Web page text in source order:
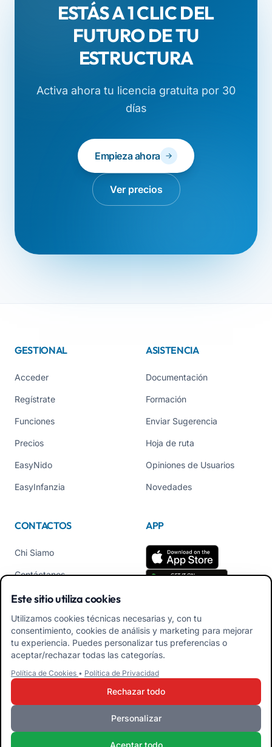
ESTÁS A 1 CLIC DEL
FUTURO DE TU
ESTRUCTURA
Activa ahora tu licencia gratuita por 30
días
Empieza ahora
Ver precios
GESTIONAL
Acceder
Regístrate
Funciones
Precios
EasyNido
EasyInfanzia
ASISTENCIA
Documentación
Formación
Enviar Sugerencia
Hoja de ruta
Opiniones de Usuarios
Novedades
CONTACTOS
Chi Siamo
Contáctanos
Tel +39 02 84152514
APP
Descarga APK App
Familiares
Descarga APK App
Este sitio utiliza cookies
Utilizamos cookies técnicas necesarias y, con tu
consentimiento, cookies de análisis y marketing para mejorar
tu experiencia. Puedes personalizar tus preferencias o
aceptar/rechazar todas las categorías.
Política de Cookies • Política de Privacidad
Rechazar todo
Personalizar
Aceptar todo